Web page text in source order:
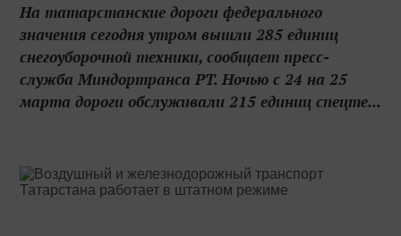
На татарстанские дороги федерального
значения сегодня утром вышли 285 единиц
снегоуборочной техники, сообщает пресс-
служба Миндортранса РТ. Ночью с 24 на 25
марта дороги обслуживали 215 единиц спецте...